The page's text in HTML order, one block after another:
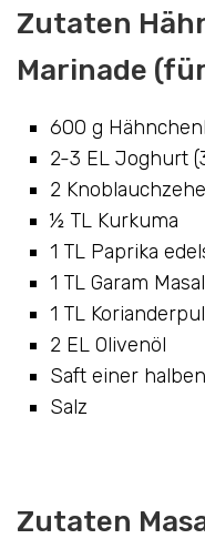
Zutaten
Marinade
600 g
2-3 EL Joghurt
2
½ TL Kurkuma
1 TL Paprika
1 TL Garam
1 TL
2 EL Olivenöl
Saft einer
Salz
Zutaten